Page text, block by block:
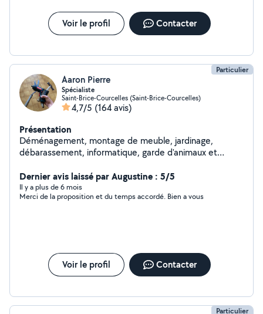
Voir le profil Contacter
Particulier
Aaron Pierre
Spécialiste
Saint-Brice-Courcelles (Saint-Brice-Courcelles)
4,7/5 (164 avis)
Présentation
Déménagement, montage de meuble, jardinage,
débarassement, informatique, garde d'animaux et
quelque chose, je sais presque tout faire et même si je
ne sais pas le faire, je trouverai quelqu'un pour vous
aider
Dernier avis laissé par Augustine : 5/5
Il y a plus de 6 mois
Merci de la proposition et du temps accordé. Bien a vous
Voir le profil Contacter
Particulier